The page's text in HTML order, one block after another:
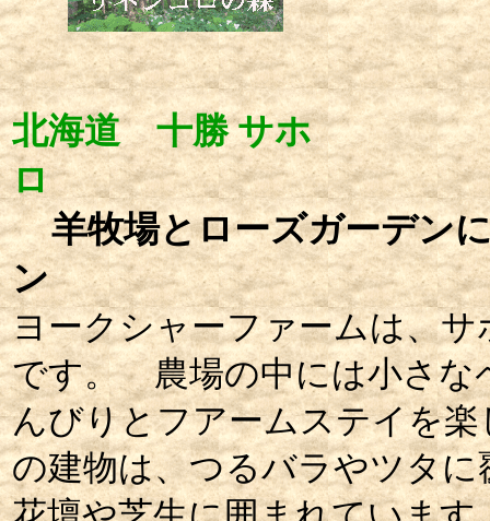
北海道 十勝 サホ
ロ
羊牧場とローズガーデン
ン
ヨークシャーファームは、
です。 農場の中には小さな
んびりとフアームステイを
の建物は、つるバラやツタ